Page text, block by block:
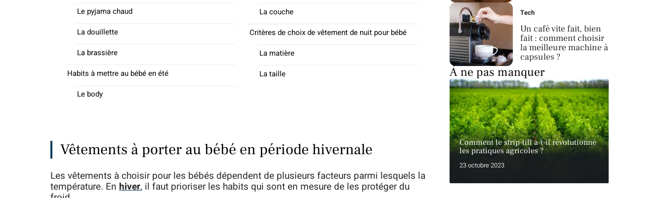
Le pyjama chaud
La douillette
La brassière
Habits à mettre au bébé en été
Le body
La couche
Critères de choix de vêtement de nuit pour bébé
La matière
La taille
Vêtements à porter au bébé en période hivernale
Les vêtements à choisir pour les bébés dépendent de plusieurs facteurs parmi lesquels la
température. En hiver, il faut prioriser les habits qui sont en mesure de les protéger du
Tech
Un café vite fait, bien
fait : comment choisir
la meilleure machine à
capsules ?
À ne pas manquer
Comment le strip-till a-t-il révolutionné
les pratiques agricoles ?
23 octobre 2023